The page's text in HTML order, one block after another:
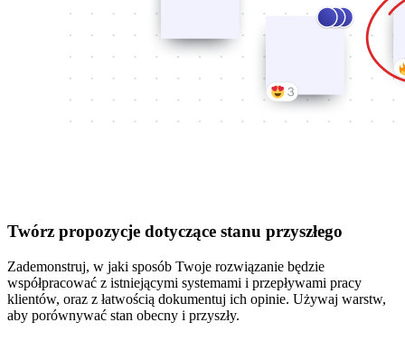
Twórz propozycje dotyczące stanu przyszłego
Zademonstruj, w jaki sposób Twoje rozwiązanie będzie
współpracować z istniejącymi systemami i przepływami pracy
klientów, oraz z łatwością dokumentuj ich opinie. Używaj warstw,
aby porównywać stan obecny i przyszły.